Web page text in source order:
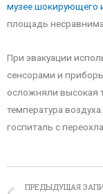
музее шокирующего
площадь
При эвакуации
сенсорами и
осложняли высокая
температура
госпиталь с
ПРЕДЫДУЩАЯ